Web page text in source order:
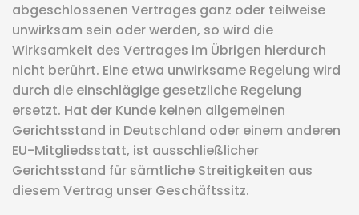
abgeschlossenen Vertrages ganz oder teilweise
unwirksam sein oder werden, so wird die
Wirksamkeit des Vertrages im Übrigen hierdurch
nicht berührt. Eine etwa unwirksame Regelung wird
durch die einschlägige gesetzliche Regelung
ersetzt. Hat der Kunde keinen allgemeinen
Gerichtsstand in Deutschland oder einem anderen
EU-Mitgliedsstatt, ist ausschließlicher
Gerichtsstand für sämtliche Streitigkeiten aus
diesem Vertrag unser Geschäftssitz.